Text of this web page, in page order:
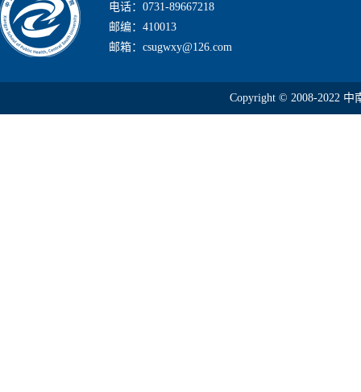
电话：0731-89667218
邮编：410013
邮箱：csugwxy@126.com
Copyright © 2008-2022 中